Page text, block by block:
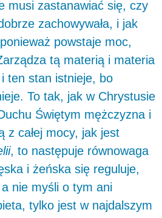
musi zastanawiać się, czy
zachowywała, i jak
powstaje moc,
tą materią i materia
ten stan istnieje, bo
To tak, jak w Chrystusie
Świętym mężczyzna i
z całej mocy, jak jest
, to następuje równowaga
i żeńska się reguluje,
nie myśli o tym ani
tylko jest w najdalszym